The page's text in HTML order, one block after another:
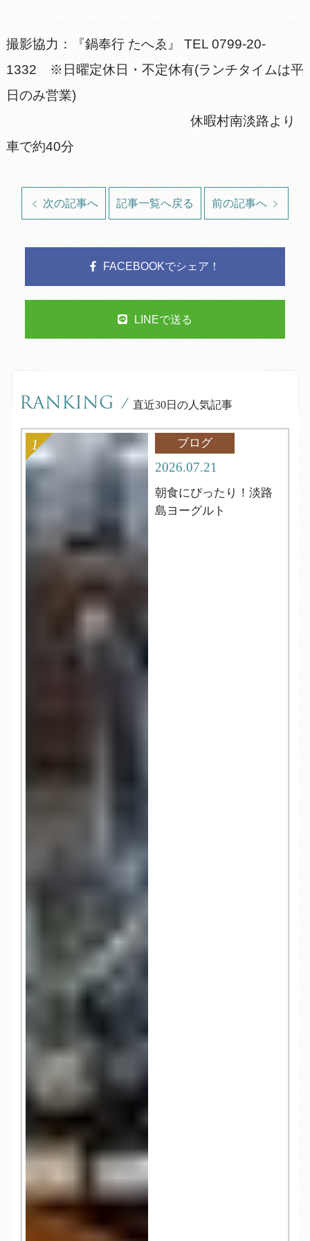
撮影協力：『鍋奉行 たへゑ』 TEL 0799-20-
1332 ※日曜定休日・不定休有(ランチタイムは平
日のみ営業)
休暇村南淡路より
車で約40分
次の記事へ 記事一覧へ戻る 前の記事へ
FACEBOOKでシェア！
LINEで送る
RANKING / 直近30日の人気記事
ブログ
2026.07.21
朝食にぴったり！淡路
島ヨーグルト